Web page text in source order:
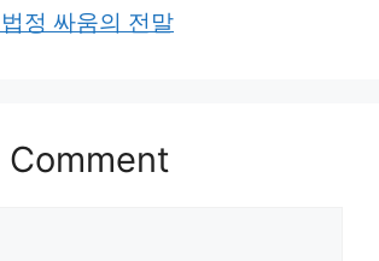
정 싸움의 전말
Comment